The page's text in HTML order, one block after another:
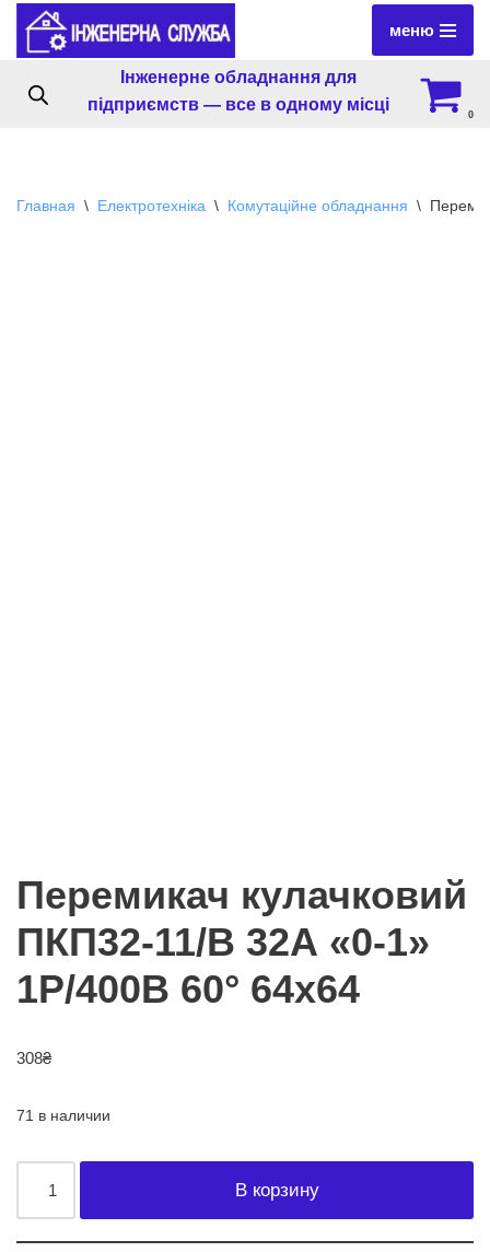
Перейти
содержимому
меню
Інженерне обладнання для
підприємств — все в одному місці
0
Главная \ Електротехніка \ Комутаційне обладнання \
Перемикач кулачковий
ПКП32-11/В 32А «0-1»
1Р/400B 60° 64х64
308₴
71 в наличии
В корзину